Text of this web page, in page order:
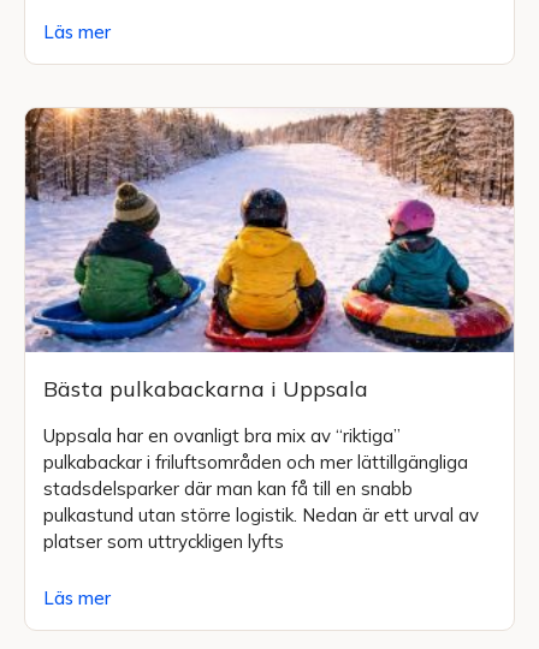
Läs mer
Bästa pulkabackarna i Uppsala
Uppsala har en ovanligt bra mix av “riktiga”
pulkabackar i friluftsområden och mer lättillgängliga
stadsdelsparker där man kan få till en snabb
pulkastund utan större logistik. Nedan är ett urval av
platser som uttryckligen lyfts
Läs mer